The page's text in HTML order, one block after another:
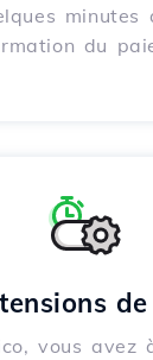
minutes
du
vous avez